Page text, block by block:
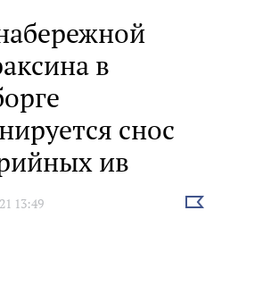
в
снос
ив
13:49
Выбрать